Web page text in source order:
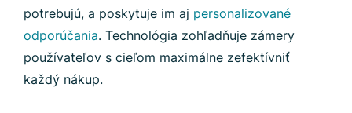
potrebujú, a poskytuje im aj personalizované
odporúčania. Technológia zohľadňuje zámery
používateľov s cieľom maximálne zefektívniť
každý nákup.